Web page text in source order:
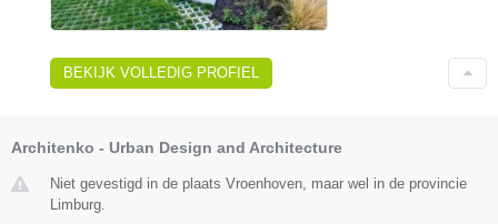
BEKIJK VOLLEDIG PROFIEL
Architenko - Urban Design and Architecture
Niet gevestigd in de plaats Vroenhoven, maar wel in de provincie
Limburg.